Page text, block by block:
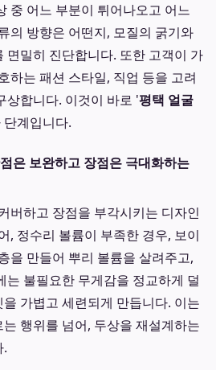
중 어느 부분이 튀어나오고 어느
의 방향은 어떤지, 모질의 굵기와
면밀히 진단합니다. 또한 고객이 가
하는 패션 스타일, 직업 등을 고려
상합니다. 이것이 바로 '평택 얼굴
계입니다.
은 보완하고 장점은 극대화하는
버하고 장점을 부각시키는 디자인
, 정수리 볼륨이 부족한 경우, 보이
을 만들어 뿌리 볼륨을 살려주고,
는 불필요한 무게감을 정교하게 덜
가볍고 세련되게 만듭니다. 이는
행위를 넘어, 두상을 재설계하는
.